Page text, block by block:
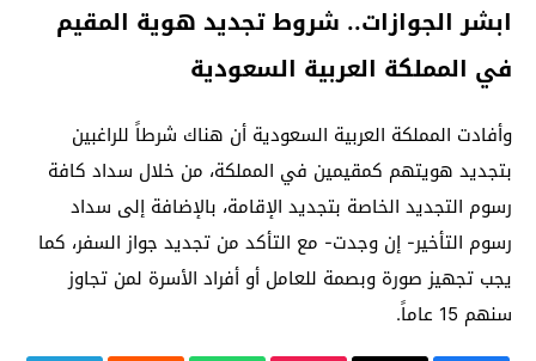
ابشر الجوازات.. شروط تجديد هوية المقيم
في المملكة العربية السعودية
وأفادت المملكة العربية السعودية أن هناك شرطاً للراغبين
بتجديد هويتهم كمقيمين في المملكة، من خلال سداد كافة
رسوم التجديد الخاصة بتجديد الإقامة، بالإضافة إلى سداد
رسوم التأخير- إن وجدت- مع التأكد من تجديد جواز السفر، كما
يجب تجهيز صورة وبصمة للعامل أو أفراد الأسرة لمن تجاوز
سنهم 15 عاماً.